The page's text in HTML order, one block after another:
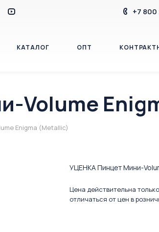
+7 800
КАТАЛОГ ОПТ
КОНТАКТЫ
Volume
Enigma (Metallic)
УЦЕНКА Пинцет Мини-
Цена действительна
отличаться от цен в